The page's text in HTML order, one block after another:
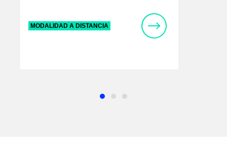
MODALIDAD A DISTANCIA